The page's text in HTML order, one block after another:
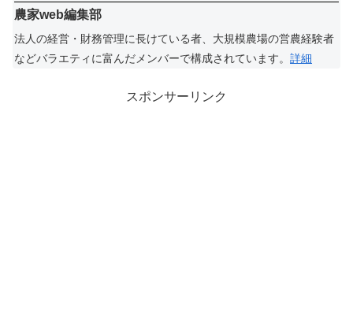
農家web編集部
法人の経営・財務管理に長けている者、大規模農場の営農経験者
などバラエティに富んだメンバーで構成されています。 詳細
スポンサーリンク